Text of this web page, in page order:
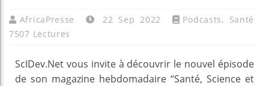
AfricaPresse 22 Sep 2022 Podcasts, Santé
7507 Lectures
ScIDev.Net vous invite à découvrir le nouvel épisode
de son magazine hebdomadaire “Santé, Science et